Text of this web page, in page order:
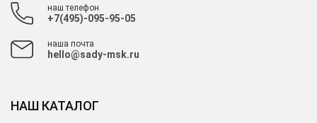
наш телефон
+7(495)-095-95-05
наша почта
hello@sady-msk.ru
НАШ КАТАЛОГ